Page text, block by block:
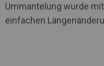
Ummantelung wurde
einfachen